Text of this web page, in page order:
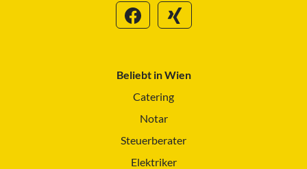
Beliebt in Wien
Catering
Notar
Steuerberater
Elektriker